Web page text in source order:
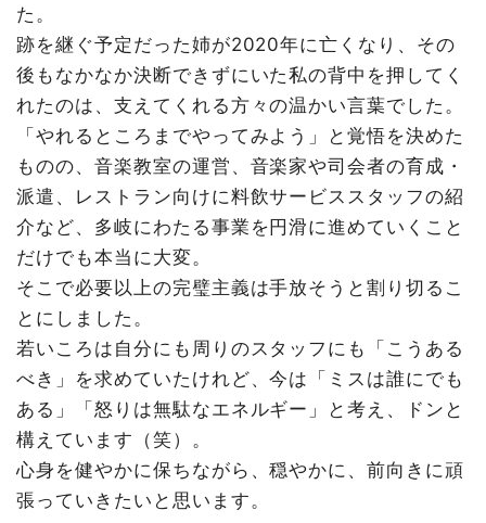
た。
跡を継ぐ予定だった姉が2020年に亡くなり、その
後もなかなか決断できずにいた私の背中を押してく
れたのは、支えてくれる方々の温かい言葉でした。
「やれるところまでやってみよう」と覚悟を決めた
ものの、音楽教室の運営、音楽家や司会者の育成・
派遣、レストラン向けに料飲サービススタッフの紹
介など、多岐にわたる事業を円滑に進めていくこと
だけでも本当に大変。
そこで必要以上の完璧主義は手放そうと割り切るこ
とにしました。
若いころは自分にも周りのスタッフにも「こうある
べき」を求めていたけれど、今は「ミスは誰にでも
ある」「怒りは無駄なエネルギー」と考え、ドンと
構えています（笑）。
心身を健やかに保ちながら、穏やかに、前向きに頑
張っていきたいと思います。